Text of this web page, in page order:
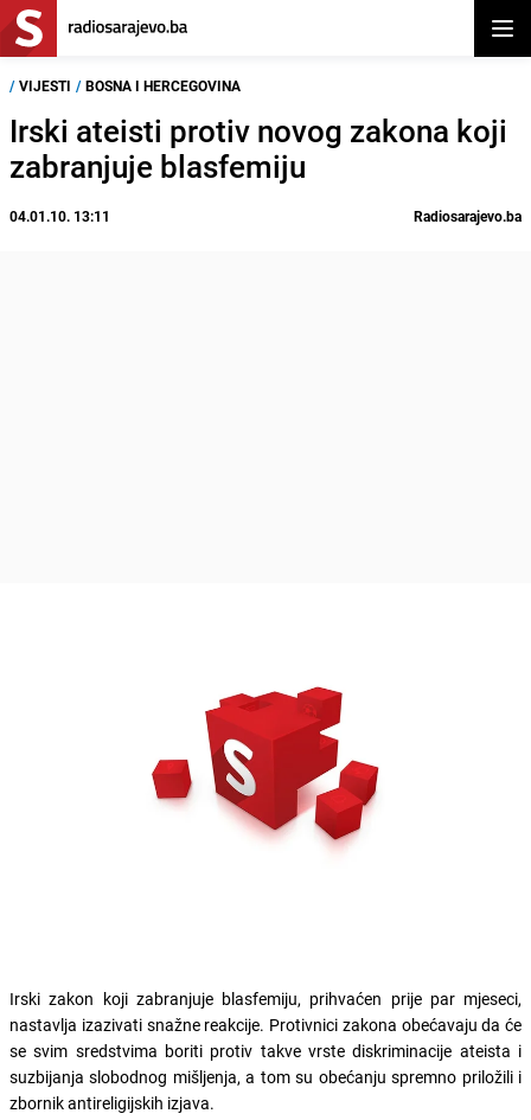
/ VIJESTI / BOSNA I HERCEGOVINA
Irski ateisti protiv novog zakona koji
zabranjuje blasfemiju
04.01.10. 13:11 Radiosarajevo.ba
Irski zakon koji zabranjuje blasfemiju, prihvaćen prije par mjeseci,
nastavlja izazivati snažne reakcije. Protivnici zakona obećavaju da će
se svim sredstvima boriti protiv takve vrste diskriminacije ateista i
suzbijanja slobodnog mišljenja, a tom su obećanju spremno priložili i
zbornik antireligijskih izjava.